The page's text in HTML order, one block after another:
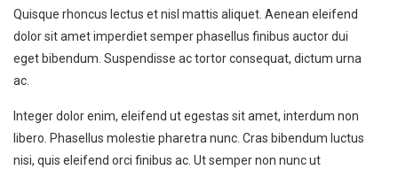
Quisque rhoncus lectus et nisl mattis aliquet. Aenean eleifend
dolor sit amet imperdiet semper phasellus finibus auctor dui
eget bibendum. Suspendisse ac tortor consequat, dictum urna
ac.
Integer dolor enim, eleifend ut egestas sit amet, interdum non
libero. Phasellus molestie pharetra nunc. Cras bibendum luctus
nisi, quis eleifend orci finibus ac. Ut semper non nunc ut